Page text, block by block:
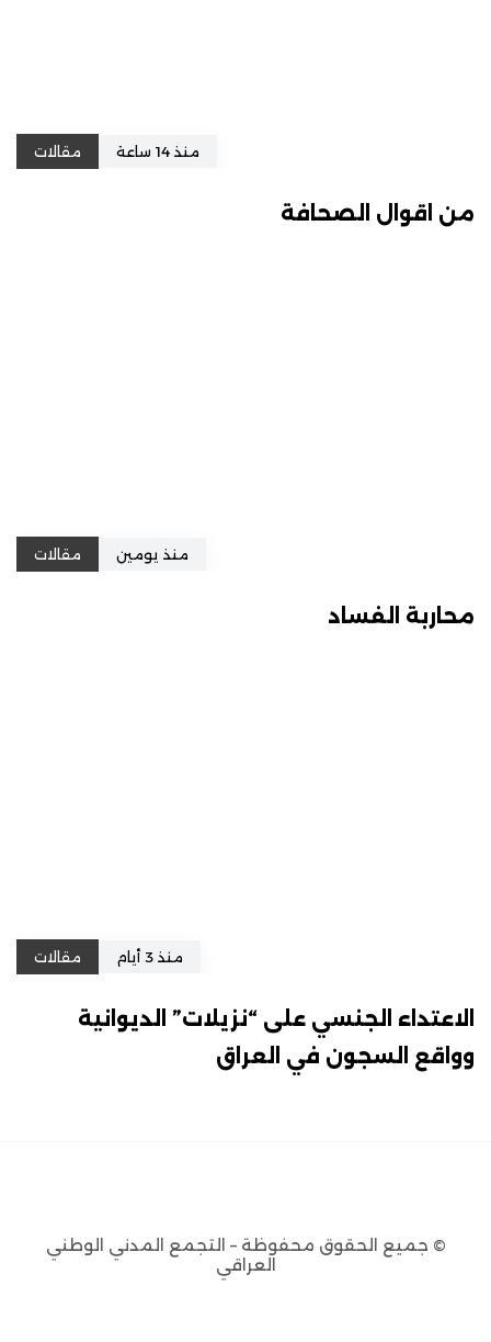
منذ 14 ساعة مقالات
من اقوال الصحافة
منذ يومين مقالات
محاربة الفساد
منذ 3 أيام مقالات
الاعتداء الجنسي على “نزيلات” الديوانية
وواقع السجون في العراق
© جميع الحقوق محفوظة – التجمع المدني الوطني
العراقي